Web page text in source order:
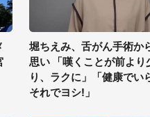
堀ちえみ、舌がん手術か
思い 「嘆くことが前より
り、ラクに」「健康でい
それでヨシ!」